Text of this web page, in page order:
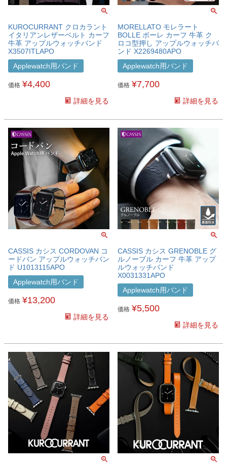
KUROCURRANT クロカラント
イタリアンレザーベルト カーフ
牛革 アップルウォッチバンド
X3507ITLAPO
Applewatch用バンド
価格 ¥4,400
詳細を見る
MORELLATO モレラート
BOLLE ボーレ カーフ 牛革 ク
ロコ型押し アップルウォッチバ
ンド X2269480APO
Applewatch用バンド
価格 ¥7,700
詳細を見る
CASSIS カシス CORDOVAN コ
ードバン アップルウォッチバン
ド U1013115APO
Applewatch用バンド
価格 ¥13,200
詳細を見る
CASSIS カシス GRENOBLE グ
ルノーブル カーフ 牛革 アップ
ルウォッチバンド
X0031331APO
Applewatch用バンド
価格 ¥5,500
詳細を見る